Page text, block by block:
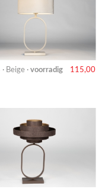
Beige · voorradig 115,00